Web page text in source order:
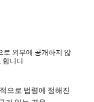
로 외부에 공개하지 않
합니다.
으로 법령에 정해진